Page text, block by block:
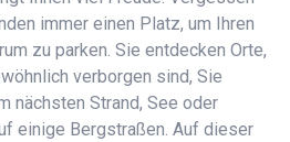
immer einen Platz, um Ihren
zu parken. Sie entdecken Orte,
verborgen sind, Sie
nächsten Strand, See oder
einige Bergstraßen. Auf dieser